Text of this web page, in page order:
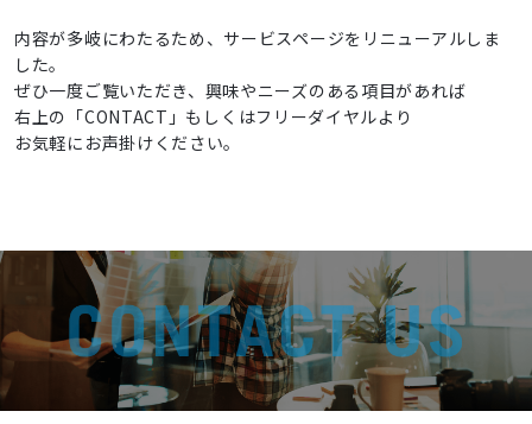
内容が多岐にわたるため、サービスページをリニューアルしま
した。
ぜひ一度ご覧いただき、興味やニーズのある項目があれば
右上の「CONTACT 」もしくはフリーダイヤルより
お気軽にお声掛けください。